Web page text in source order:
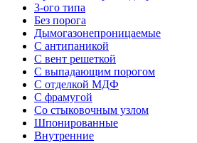
3-ого типа
Без порога
Дымогазонепроницаемые
С антипаникой
С вент решеткой
С выпадающим порогом
С отделкой МДФ
С фрамугой
Со стыковочным узлом
Шпонированные
Внутренние